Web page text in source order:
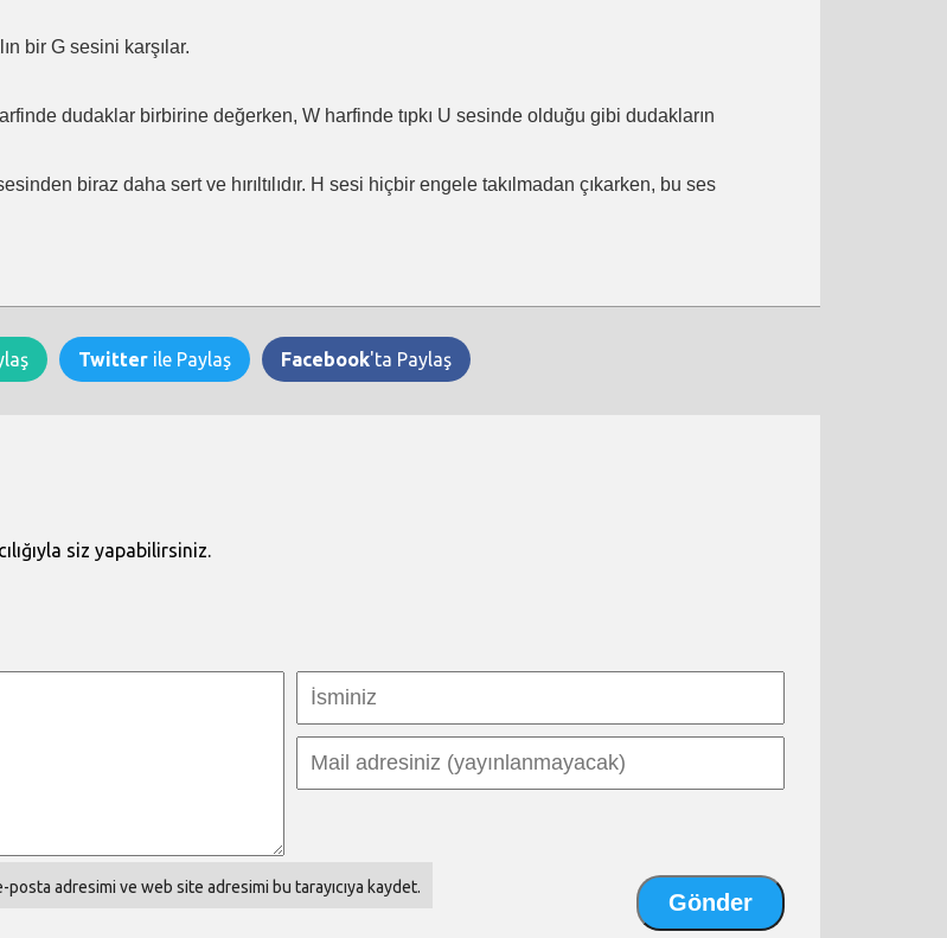
bir G sesini karşılar.
dudaklar birbirine değerken, W harfinde tıpkı U sesinde olduğu gibi dudakların
biraz daha sert ve hırıltılıdır. H sesi hiçbir engele takılmadan çıkarken, bu ses
Twitterile Paylaş Facebook'ta Paylaş
siz yapabilirsiniz.
posta adresimi ve web site adresimi bu tarayıcıya kaydet.